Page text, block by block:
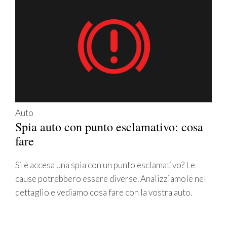
Auto
Spia auto con punto esclamativo: cosa
fare
Si è accesa una spia con un punto esclamativo? Le
cause potrebbero essere diverse. Analizziamole nel
dettaglio e vediamo cosa fare con la vostra auto.